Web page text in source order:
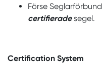
Förse
certifieradesegel.
Certification System